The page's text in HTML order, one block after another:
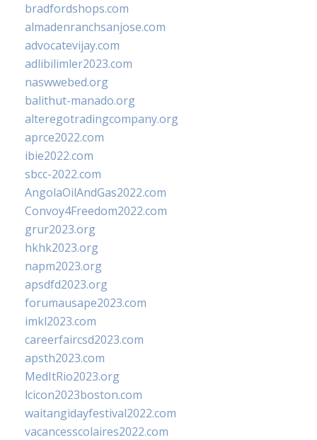
bradfordshops.com
almadenranchsanjose.com
advocatevijay.com
adlibilimler2023.com
naswwebed.org
balithut-manado.org
alteregotradingcompany.org
aprce2022.com
ibie2022.com
sbcc-2022.com
AngolaOilAndGas2022.com
Convoy4Freedom2022.com
grur2023.org
hkhk2023.org
napm2023.org
apsdfd2023.org
forumausape2023.com
imkl2023.com
careerfaircsd2023.com
apsth2023.com
MedItRio2023.org
lcicon2023boston.com
waitangidayfestival2022.com
vacancesscolaires2022.com